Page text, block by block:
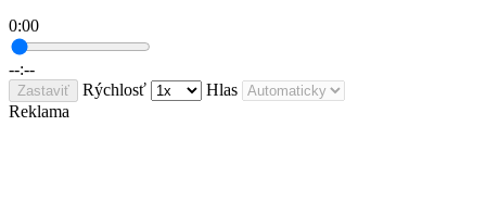
0:00
--:--
Zastaviť Rýchlosť
Hlas
Reklama